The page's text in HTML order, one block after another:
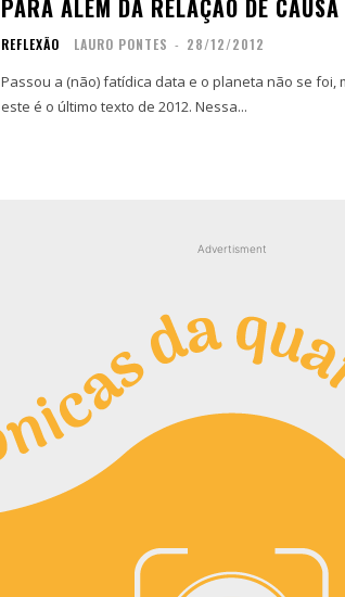
PARA ALÉM DA RELAÇÃO DE CAUSA
REFLEXÃO LAURO PONTES - 28/12/2012
Passou a (não) fatídica data e o planeta não se
este é o último texto de 2012. Nessa...
Advertisment